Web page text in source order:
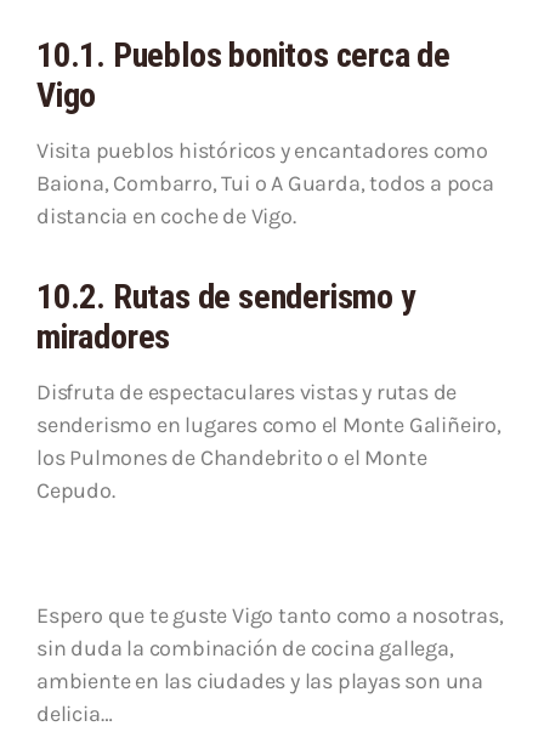
10.1. Pueblos bonitos cerca de
Vigo
Visita pueblos históricos y encantadores como
Baiona, Combarro, Tui o A Guarda, todos a poca
distancia en coche de Vigo.
10.2. Rutas de senderismo y
miradores
Disfruta de espectaculares vistas y rutas de
senderismo en lugares como el Monte Galiñeiro,
los Pulmones de Chandebrito o el Monte
Cepudo.
Espero que te guste Vigo tanto como a nosotras,
sin duda la combinación de cocina gallega,
ambiente en las ciudades y las playas son una
delicia…